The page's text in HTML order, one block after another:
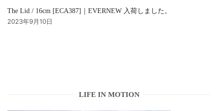
The Lid / 16cm [ECA387]｜EVERNEW 入荷しました。
2023年9月10日
LIFE IN MOTION